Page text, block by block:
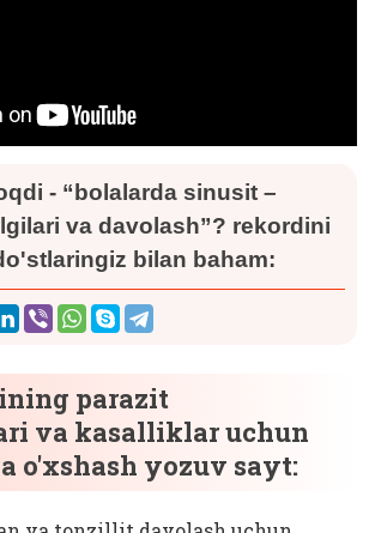
- “bolalarda sinusit –
va davolash”? rekordini
bilan baham:
parazit
va kasalliklar uchun
o'xshash yozuv sayt: